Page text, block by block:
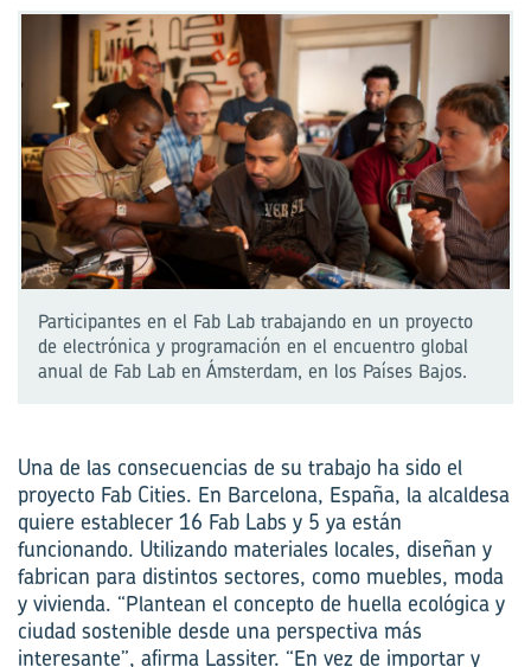
Participantes en el Fab Lab trabajando en un proyecto
de electrónica y programación en el encuentro global
anual de Fab Lab en Ámsterdam, en los Países Bajos.
Una de las consecuencias de su trabajo ha sido el
proyecto Fab Cities. En Barcelona, España, la alcaldesa
quiere establecer 16 Fab Labs y 5 ya están
funcionando. Utilizando materiales locales, diseñan y
fabrican para distintos sectores, como muebles, moda
y vivienda. “Plantean el concepto de huella ecológica y
ciudad sostenible desde una perspectiva más
interesante”, afirma Lassiter. “En vez de importar y